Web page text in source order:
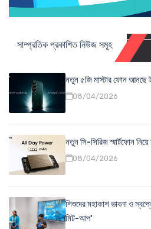
সাম্প্রতিক প্রকাশিত নিউজ সমূহ
নতুন ৫জি মাস্টার ফোন আনছে
08/04/2026
নতুন সি-সিরিজ স্মার্টফোন
08/04/2026
শিশুদের মহাকাশ ভাবনা ও
মিট-আপ'